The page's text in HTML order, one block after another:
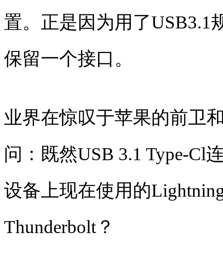
置。正是因为用了USB3.1
保留一个接口。
业界在惊叹于苹果的前卫
问：既然USB 3.1 Type-Cl
设备上现在使用的
Thunderbolt？